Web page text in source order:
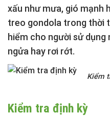
xấu như mưa, gió mạnh
treo gondola trong thời
hiểm cho người sử dụng
ngửa hay rơi rớt.
Kiểm
Kiểm tra định kỳ